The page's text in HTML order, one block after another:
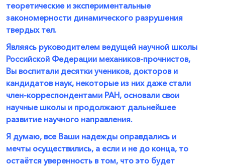
теоретические и экспериментальные
закономерности динамического разрушения
твердых тел.
Являясь руководителем ведущей научной школы
Российской Федерации механиков-прочнистов,
Вы воспитали десятки учеников, докторов и
кандидатов наук, некоторые из них даже стали
член-корреспондентами РАН, основали свои
научные школы и продолжают дальнейшее
развитие научного направления.
Я думаю, все Ваши надежды оправдались и
мечты осуществились, а если и не до конца, то
остаётся уверенность в том, что это будет